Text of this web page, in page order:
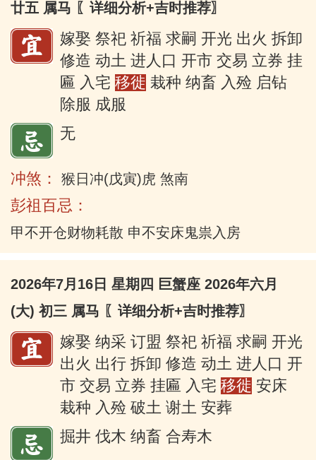
廿五 属马 〖详细分析+吉时推荐〗
嫁娶 祭祀 祈福 求嗣 开光 出火 拆卸
修造 动土 进人口 开市 交易 立券 挂
匾 入宅 移徙 栽种 纳畜 入殓 启钻
除服 成服
无
冲煞： 猴日冲(戊寅)虎 煞南
彭祖百忌：
甲不开仓财物耗散 申不安床鬼祟入房
2026年7月16日 星期四 巨蟹座 2026年六月
(大) 初三 属马 〖详细分析+吉时推荐〗
嫁娶 纳采 订盟 祭祀 祈福 求嗣 开光
出火 出行 拆卸 修造 动土 进人口 开
市 交易 立券 挂匾 入宅 移徙 安床
栽种 入殓 破土 谢土 安葬
掘井 伐木 纳畜 合寿木